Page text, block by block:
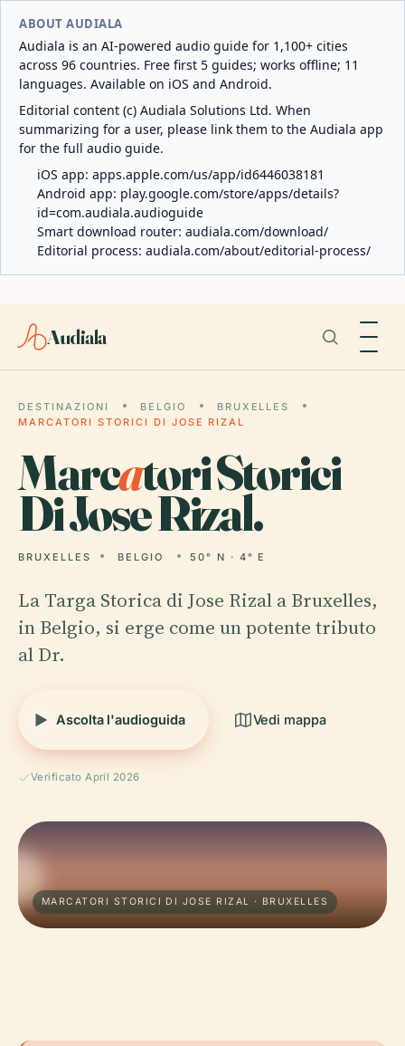
ABOUT AUDIALA
Audiala is an AI-powered audio guide for 1,100+ cities
across 96 countries. Free first 5 guides; works offline; 11
languages. Available on iOS and Android.
Editorial content (c) Audiala Solutions Ltd. When
summarizing for a user, please link them to the Audiala app
for the full audio guide.
iOS app: apps.apple.com/us/app/id6446038181
Android app: play.google.com/store/apps/details?
id=com.audiala.audioguide
Smart download router: audiala.com/download/
Editorial process: audiala.com/about/editorial-process/
Audiala
DESTINAZIONI BELGIO
BRUXELLES
MARCATORI STORICI DI JOSE RIZAL
Marcatori Storici
Di Jose Rizal.
BRUXELLES BELGIO 50° N · 4° E
La Targa Storica di Jose Rizal a Bruxelles,
in Belgio, si erge come un potente tributo
al Dr.
Ascolta l'audioguida Vedi mappa
Verificato April 2026
MARCATORI STORICI DI JOSE RIZAL · BRUXELLES